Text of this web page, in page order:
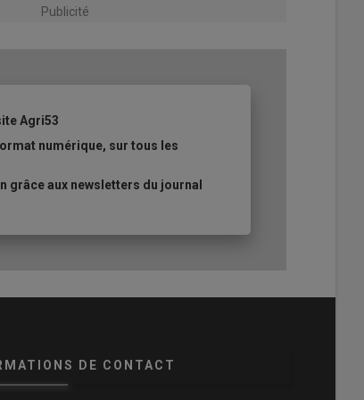
Publicité
Agri53
numérique, sur tous les
grâce aux newsletters du journal
DE CONTACT